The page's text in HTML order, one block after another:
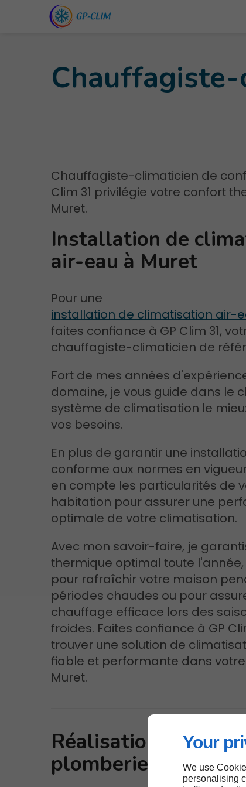
Your
We use
personalising
Chauffagiste-climaticien de
Clim 31 privilégie votre confort
Muret.
Installation de
air-eau à Muret
Pour une
installation de climatisation air-
faites confiance à GP Clim 31,
chauffagiste-climaticien de
Fort de mes années
domaine, je vous guide dans le
système de climatisation le
vos besoins.
En plus de garantir une
conforme aux normes en
en compte les particularités de
habitation pour assurer une
optimale de votre climatisation.
Avec mon savoir-faire, je
thermique optimal toute
pour rafraîchir votre maison
périodes chaudes ou pour
chauffage efficace lors des
froides. Faites confiance à GP
trouver une solution de
fiable et performante dans
Muret.
Réalisation de
plomberie à Muret